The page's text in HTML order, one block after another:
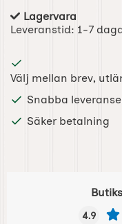
Tillgänglighet:
Lagervara
Leveranstid: 1-7
Välj mellan brev,
Snabba
Säker betalning
4.9